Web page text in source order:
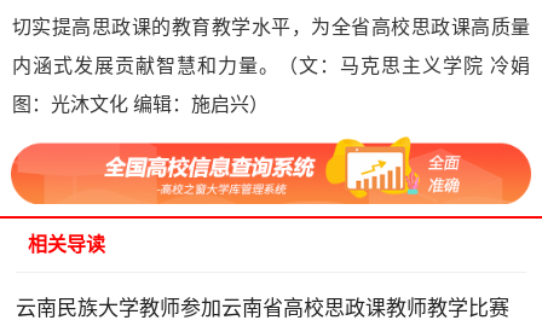
切实提高思政课的教育教学水平，为全省高校思政课高质量
内涵式发展贡献智慧和力量。（文：马克思主义学院 冷娟
图：光沐文化 编辑：施启兴）
相关导读
云南民族大学教师参加云南省高校思政课教师教学比赛